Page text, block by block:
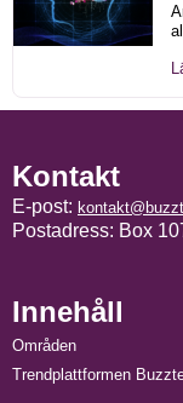
Kontakt
E-post:
Postadress: Box
Innehåll
Områden
Trendplattformen